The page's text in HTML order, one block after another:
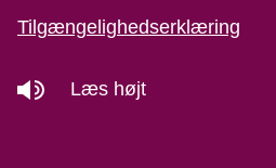
Tilgængelighedserklæring
Læs højt